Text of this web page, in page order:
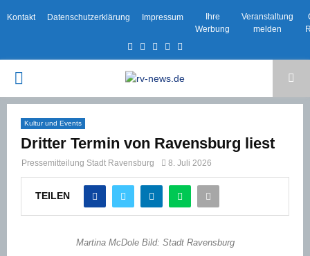
Kontakt Datenschutzerklärung Impressum
Ihre
Werbung
Veranstaltung
melden
Facebook
TwitterInstagram
Email
PRIMARY
MENU
Kultur und Events
Dritter Termin von Ravensburg liest
Pressemitteilung Stadt Ravensburg 8. Juli 2026
TEILEN
Martina McDole Bild: Stadt Ravensburg